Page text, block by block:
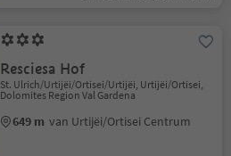
Resciesa Hof
St. Ulrich/Urtijëi/Ortisei/Urtijëi, Urtijëi/Ortisei,
Dolomites Region Val Gardena
649 m van Urtijëi/Ortisei Centrum